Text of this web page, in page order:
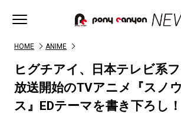
HOME ANIME
ヒグチアイ、日本テレビ系
放送開始のTVアニメ『スノ
ス』EDテーマを書き下ろし！